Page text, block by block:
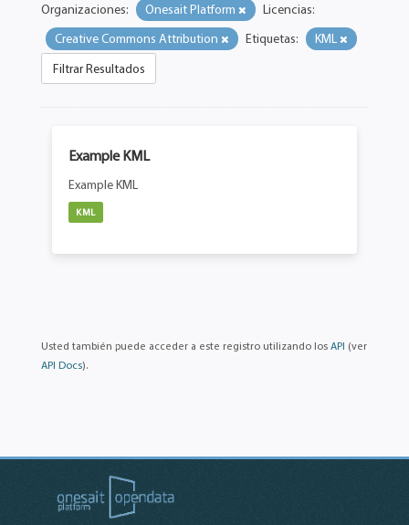
Organizaciones: Onesait Platform
Licencias:
Creative Commons Attribution
Etiquetas:
KML
Filtrar Resultados
Example KML
Example KML
KML
Usted también puede acceder a este registro utilizando los API (ver
API Docs).